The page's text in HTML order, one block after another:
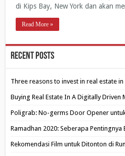
di Kips Bay, New York dan akan
Read More »
Recent Posts
Three reasons to invest in real estate
Buying Real Estate In A Digitally Driven
Poligrab: No-germs Door Opener
Ramadhan 2020: Seberapa
Rekomendasi Film untuk Ditonton di